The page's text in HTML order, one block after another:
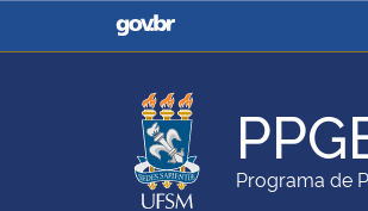
Casa Civil
Ministério da Agricultura,
Pecuária e AbastecimentoPrograma de